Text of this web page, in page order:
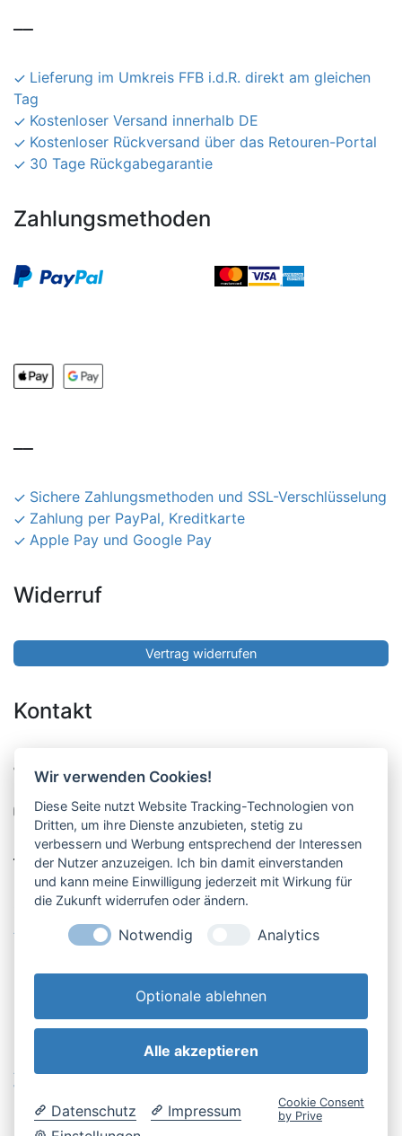
Lieferung im Umkreis FFB i.d.R. direkt am gleichen
Tag
Kostenloser Versand innerhalb DE
Kostenloser Rückversand über das Retouren-Portal
30 Tage Rückgabegarantie
Zahlungsmethoden
Sichere Zahlungsmethoden und SSL-Verschlüsselung
Zahlung per PayPal, Kreditkarte
Apple Pay und Google Pay
Widerruf
Vertrag widerrufen
Kontakt
Pucher Straße 10, Fürstenfeldbruck
08141-12269
shop@englschalk.de
Öffnungszeiten
Anfahrt & Kontakt
Retouren-Portal
AGB & Kundeninfo
Widerrufsbelehrung
Datenschutzerklärung
Wir verwenden Cookies!
Diese Seite nutzt Website Tracking-Technologien von
Dritten, um ihre Dienste anzubieten, stetig zu
verbessern und Werbung entsprechend der Interessen
der Nutzer anzuzeigen. Ich bin damit einverstanden
und kann meine Einwilligung jederzeit mit Wirkung für
die Zukunft widerrufen oder ändern.
Notwendig Analytics
Optionale ablehnen
Alle akzeptieren
Datenschutz
Impressum
Cookie Consent
by Prive